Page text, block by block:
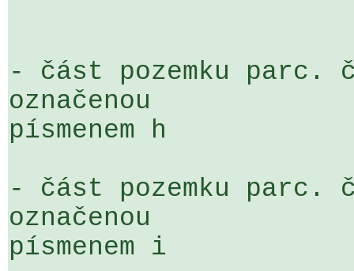
- část pozemku parc.
označenou
písmenem h
- část pozemku parc.
označenou
písmenem i